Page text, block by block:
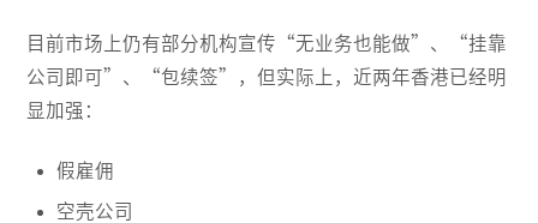
目前市场上仍有部分机构宣传“无业务也能做”、“挂靠
公司即可”、“包续签”，但实际上，近两年香港已经明
显加强：
假雇佣
空壳公司